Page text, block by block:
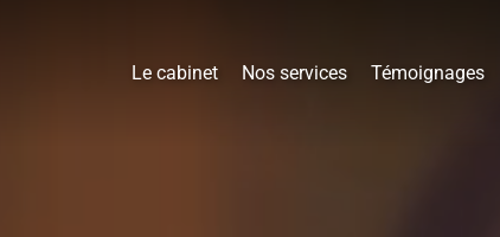
Le cabinet Nos services Témoignages